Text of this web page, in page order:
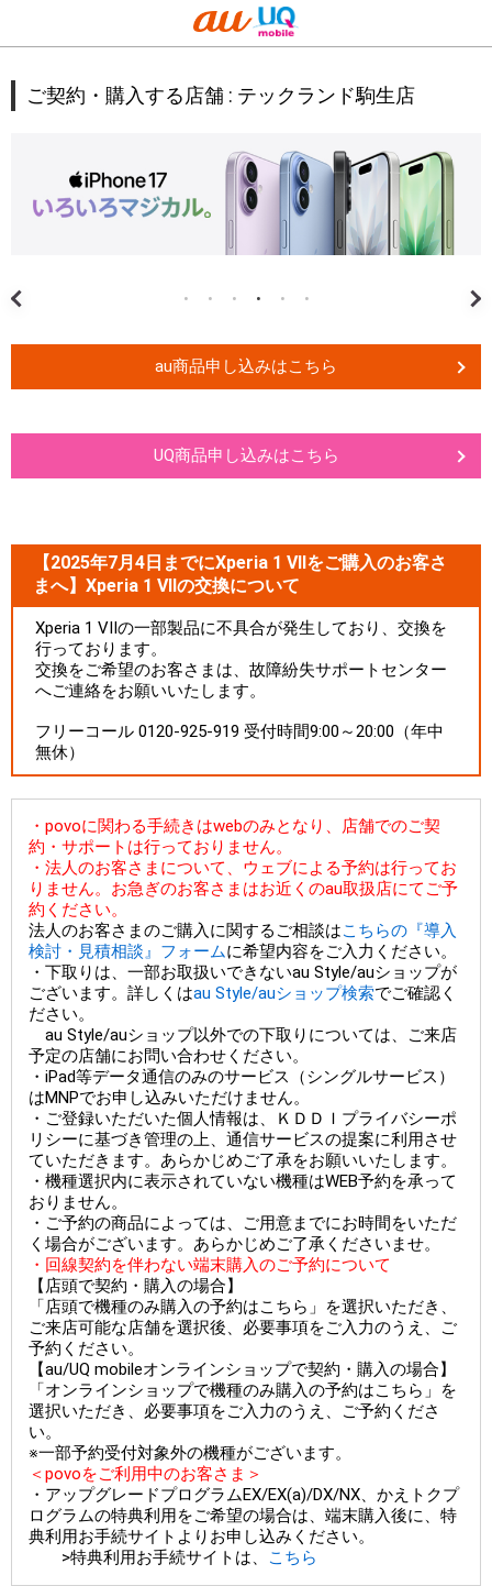
ご契約・購入する店舗 : テックランド駒生店
au商品申し込みはこちら
UQ商品申し込みはこちら
【2025年7月4日までにXperia 1 VIIをご購入のお客さ
まへ】Xperia 1 VIIの交換について
Xperia 1 VIIの一部製品に不具合が発生しており、交換を
行っております。
交換をご希望のお客さまは、故障紛失サポートセンター
へご連絡をお願いいたします。
フリーコール 0120-925-919 受付時間9:00～20:00（年中
無休）
・povoに関わる手続きはwebのみとなり、店舗でのご契
約・サポートは行っておりません。
・法人のお客さまについて、ウェブによる予約は行ってお
りません。お急ぎのお客さまはお近くのau取扱店にてご予
約ください。
法人のお客さまのご購入に関するご相談はこちらの『導入
検討・見積相談』フォームに希望内容をご入力ください。
・下取りは、一部お取扱いできないau Style/auショップが
ございます。詳しくはau Style/auショップ検索でご確認く
ださい。
au Style/auショップ以外での下取りについては、ご来店
予定の店舗にお問い合わせください。
・iPad等データ通信のみのサービス（シングルサービス）
はMNPでお申し込みいただけません。
・ご登録いただいた個人情報は、ＫＤＤＩプライバシーポ
リシーに基づき管理の上、通信サービスの提案に利用させ
ていただきます。あらかじめご了承をお願いいたします。
・機種選択内に表示されていない機種はWEB予約を承って
おりません。
・ご予約の商品によっては、ご用意までにお時間をいただ
く場合がございます。あらかじめご了承くださいませ。
・回線契約を伴わない端末購入のご予約について
【店頭で契約・購入の場合】
「店頭で機種のみ購入の予約はこちら」を選択いただき、
ご来店可能な店舗を選択後、必要事項をご入力のうえ、ご
予約ください。
【au/UQ mobileオンラインショップで契約・購入の場合】
「オンラインショップで機種のみ購入の予約はこちら」を
選択いただき、必要事項をご入力のうえ、ご予約くださ
い。
※一部予約受付対象外の機種がございます。
＜povoをご利用中のお客さま＞
・アップグレードプログラムEX/EX(a)/DX/NX、かえトクプ
ログラムの特典利用をご希望の場合は、端末購入後に、特
典利用お手続サイトよりお申し込みください。
>特典利用お手続サイトは、
こちら